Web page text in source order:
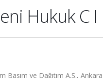
Hukuk C
Basım ve Dağıtım A.Ş.,